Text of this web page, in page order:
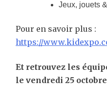
Jeux, jouets
Pour en savoir plus :
https://
Et retrouvez les
le vendredi 25